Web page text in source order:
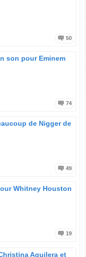
50
son pour Eminem
74
de Nigger de
49
Whitney Houston
19
Aguilera et